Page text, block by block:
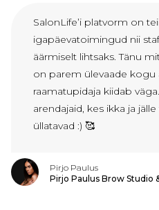
SalonLife’i platvorm on
igapäevatoimingud nii
äärmiselt lihtsaks. Tänu
on parem ülevaade kogu
raamatupidaja kiidab
arendajaid, kes ikka ja
üllatavad :) 🥰
Pirjo Paulus
Pirjo Paulus Brow Studio